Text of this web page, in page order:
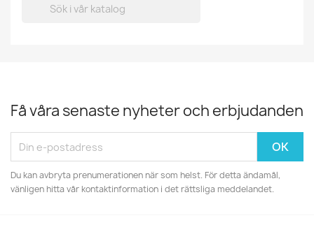
Få våra senaste nyheter och erbjudanden
Du kan avbryta prenumerationen när som helst. För detta ändamål,
vänligen hitta vår kontaktinformation i det rättsliga meddelandet.